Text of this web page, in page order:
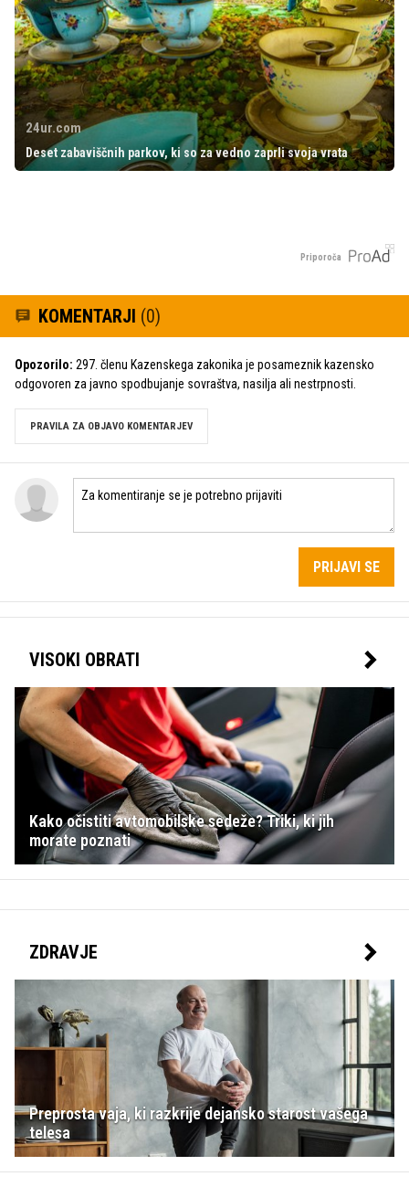
24ur.com
Deset zabaviščnih parkov, ki so za vedno zaprli svoja vrata
Priporoča
KOMENTARJI (0)
Opozorilo: 297. členu Kazenskega zakonika je posameznik kazensko
odgovoren za javno spodbujanje sovraštva, nasilja ali nestrpnosti.
PRAVILA ZA OBJAVO KOMENTARJEV
PRIJAVI SE
VISOKI OBRATI
Kako očistiti avtomobilske sedeže? Triki, ki jih
morate poznati
ZDRAVJE
Preprosta vaja, ki razkrije dejansko starost vašega
telesa